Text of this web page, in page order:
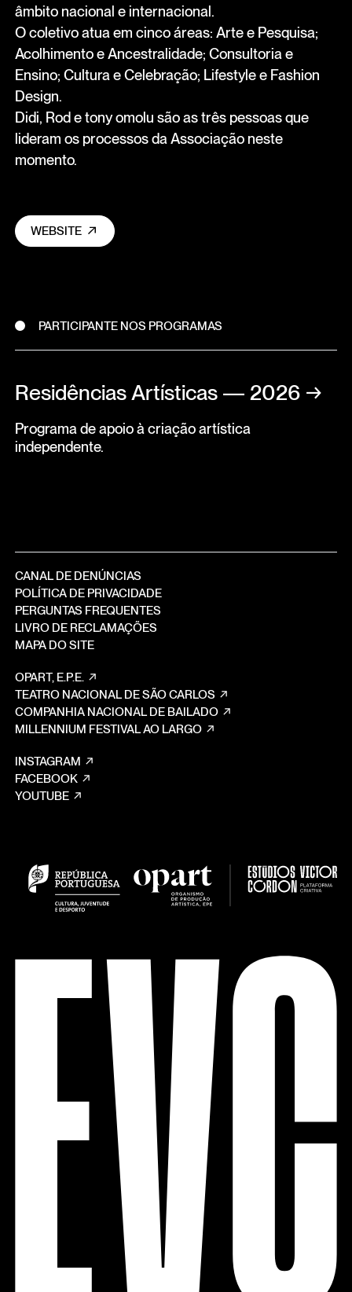
âmbito nacional e internacional.
O coletivo atua em cinco áreas: Arte e Pesquisa;
Acolhimento e Ancestralidade; Consultoria e
Ensino; Cultura e Celebração; Lifestyle e Fashion
Design.
Didi, Rod e tony omolu são as três pessoas que
lideram os processos da Associação neste
momento.
WEBSITE
PARTICIPANTE NOS PROGRAMAS
Residências Artísticas — 2026 →
Programa de apoio à criação artística
independente.
CANAL DE DENÚNCIAS
POLÍTICA DE PRIVACIDADE
PERGUNTAS FREQUENTES
LIVRO DE RECLAMAÇÕES
MAPA DO SITE
OPART, E.P.E.
TEATRO NACIONAL DE SÃO CARLOS
COMPANHIA NACIONAL DE BAILADO
MILLENNIUM FESTIVAL AO LARGO
INSTAGRAM
FACEBOOK
YOUTUBE